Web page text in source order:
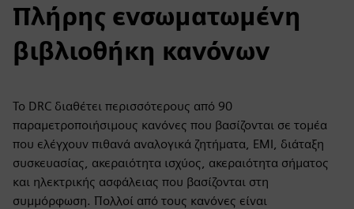
Πλήρης ενσωματωμένη
βιβλιοθήκη κανόνων
Το DRC διαθέτει περισσότερους από 90
παραμετροποιήσιμους κανόνες που βασίζονται σε τομέα
που ελέγχουν πιθανά αναλογικά ζητήματα, EMI, διάταξη
συσκευασίας, ακεραιότητα ισχύος, ακεραιότητα σήματος
και ηλεκτρικής ασφάλειας που βασίζονται στη
συμμόρφωση. Πολλοί από τους κανόνες είναι